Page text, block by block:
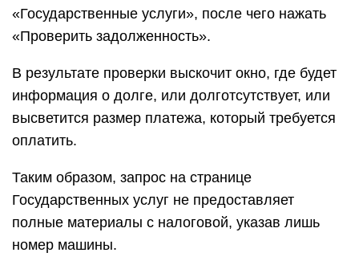
«Государственные услуги», после чего нажать
«Проверить задолженность».
В результате проверки выскочит окно, где будет
информация о долге, или долготсутствует, или
высветится размер платежа, который требуется
оплатить.
Таким образом, запрос на странице
Государственных услуг не предоставляет
полные материалы с налоговой, указав лишь
номер машины.